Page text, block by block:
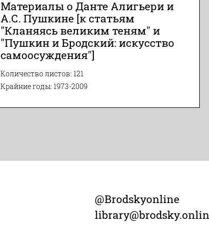
Материалы о Данте Алигьери и
А.С. Пушкине [к статьям
"Кланяясь великим теням" и
"Пушкин и Бродский: искусство
самоосуждения"]
Количество листов: 121
Крайние годы: 1973-2009
@Brodskyonline